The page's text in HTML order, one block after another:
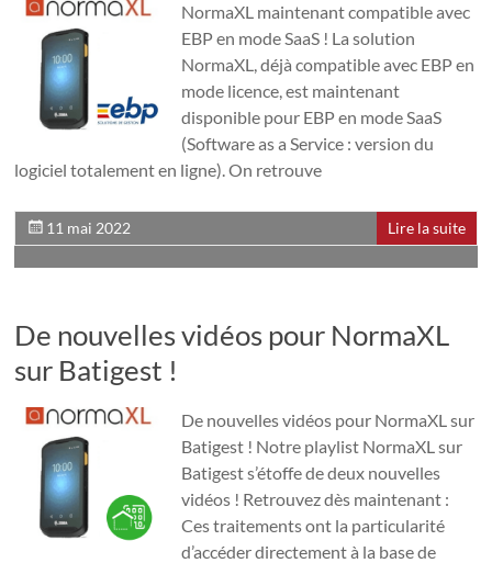
NormaXL maintenant compatible avec
EBP en mode SaaS ! La solution
NormaXL, déjà compatible avec EBP en
mode licence, est maintenant
disponible pour EBP en mode SaaS
(Software as a Service : version du
logiciel totalement en ligne). On retrouve
11 mai 2022 Lire la suite
De nouvelles vidéos pour NormaXL
sur Batigest !
De nouvelles vidéos pour NormaXL sur
Batigest ! Notre playlist NormaXL sur
Batigest s’étoffe de deux nouvelles
vidéos ! Retrouvez dès maintenant :
Ces traitements ont la particularité
d’accéder directement à la base de